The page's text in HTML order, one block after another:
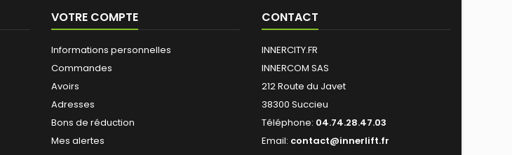
VOTRE COMPTE
Informations personnelles
Commandes
Avoirs
Adresses
Bons de réduction
Mes alertes
CONTACT
INNERCITY.FR
INNERCOM SAS
212 Route du Javet
38300 Succieu
Téléphone: 04.74.28.47.03
Email: contact@innerlift.fr